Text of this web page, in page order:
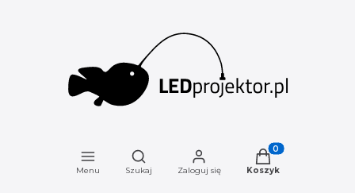
Menu
Otwórz wyszukiwarkę
Szukaj Zaloguj się
Produkty w
Koszyk